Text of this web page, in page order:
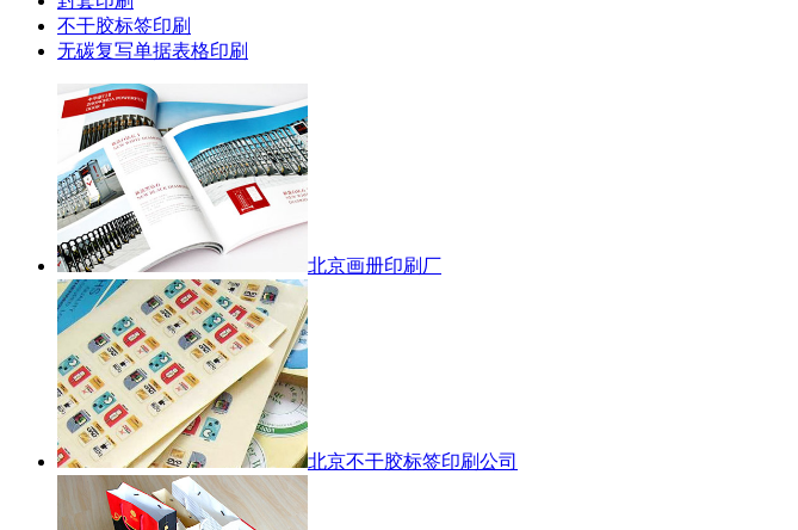
不干胶标签印刷
无碳复写单据表格印刷
北京画册印刷厂
北京不干胶标签印刷公司